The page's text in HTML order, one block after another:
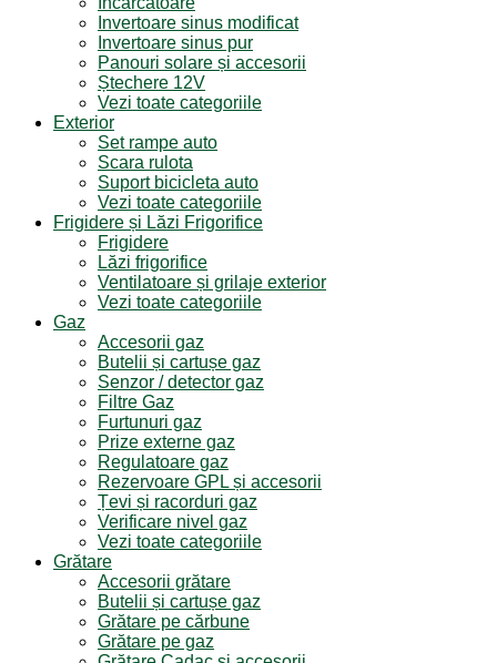
Invertoare sinus modificat
Invertoare sinus pur
Panouri solare și accesorii
Ștechere 12V
Vezi toate categoriile
Exterior
Set rampe auto
Scara rulota
Suport bicicleta auto
Vezi toate categoriile
Frigidere și Lăzi Frigorifice
Frigidere
Lăzi frigorifice
Ventilatoare și grilaje exterior
Vezi toate categoriile
Gaz
Accesorii gaz
Butelii și cartușe gaz
Senzor / detector gaz
Filtre Gaz
Furtunuri gaz
Prize externe gaz
Regulatoare gaz
Rezervoare GPL și accesorii
Țevi și racorduri gaz
Verificare nivel gaz
Vezi toate categoriile
Grătare
Accesorii grătare
Butelii și cartușe gaz
Grătare pe cărbune
Grătare pe gaz